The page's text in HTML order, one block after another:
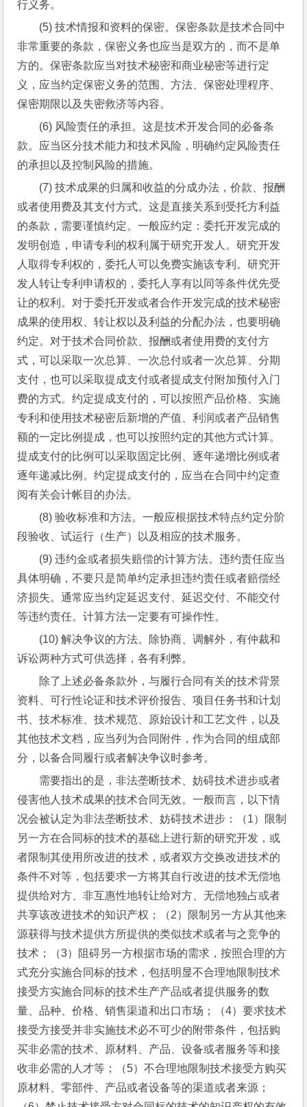
行义务。
(5) 技术情报和资料的保密。保密条款是技术合同中
非常重要的条款，保密义务也应当是双方的，而不是单
方的。保密条款应当对技术秘密和商业秘密等进行定
义，应当约定保密义务的范围、方法、保密处理程序、
保密期限以及失密救济等内容。
(6) 风险责任的承担。这是技术开发合同的必备条
款。应当区分技术能力和技术风险，明确约定风险责任
的承担以及控制风险的措施。
(7) 技术成果的归属和收益的分成办法，价款、报酬
或者使用费及其支付方式。这是直接关系到受托方利益
的条款，需要谨慎约定。一般应约定：委托开发完成的
发明创造，申请专利的权利属于研究开发人。研究开发
人取得专利权的，委托人可以免费实施该专利。研究开
发人转让专利申请权的，委托人享有以同等条件优先受
让的权利。对于委托开发或者合作开发完成的技术秘密
成果的使用权、转让权以及利益的分配办法，也要明确
约定。对于技术合同价款、报酬或者使用费的支付方
式，可以采取一次总算、一次总付或者一次总算、分期
支付，也可以采取提成支付或者提成支付附加预付入门
费的方式。约定提成支付的，可以按照产品价格、实施
专利和使用技术秘密后新增的产值、利润或者产品销售
额的一定比例提成，也可以按照约定的其他方式计算。
提成支付的比例可以采取固定比例、逐年递增比例或者
逐年递减比例。约定提成支付的，应当在合同中约定查
阅有关会计帐目的办法。
(8) 验收标准和方法。一般应根据技术特点约定分阶
段验收、试运行（生产）以及相应的技术服务。
(9) 违约金或者损失赔偿的计算方法。违约责任应当
具体明确，不要只是简单约定承担违约责任或者赔偿经
济损失。通常应当约定延迟支付、延迟交付、不能交付
等违约责任。计算方法一定要有可操作性。
(10) 解决争议的方法。除协商、调解外，有仲裁和
诉讼两种方式可供选择，各有利弊。
除了上述必备条款外，与履行合同有关的技术背景
资料、可行性论证和技术评价报告、项目任务书和计划
书、技术标准、技术规范、原始设计和工艺文件，以及
其他技术文档，应当列为合同附件，作为合同的组成部
分，以备合同履行或者解决争议时参考。
需要指出的是，非法垄断技术、妨碍技术进步或者
侵害他人技术成果的技术合同无效。一般而言，以下情
况会被认定为非法垄断技术、妨碍技术进步：（1）限制
另一方在合同标的技术的基础上进行新的研究开发，或
者限制其使用所改进的技术，或者双方交换改进技术的
条件不对等，包括要求一方将其自行改进的技术无偿地
提供给对方、非互惠性地转让给对方、无偿地独占或者
共享该改进技术的知识产权；（2）限制另一方从其他来
源获得与技术提供方所提供的类似技术或者与之竞争的
技术；（3）阻碍另一方根据市场的需求，按照合理的方
式充分实施合同标的技术，包括明显不合理地限制技术
接受方实施合同标的技术生产产品或者提供服务的数
量、品种、价格、销售渠道和出口市场；（4）要求技术
接受方接受并非实施技术必不可少的附带条件，包括购
买非必需的技术、原材料、产品、设备或者服务等和接
收非必需的人才等；（5）不合理地限制技术接受方购买
原材料、零部件、产品或者设备等的渠道或者来源；